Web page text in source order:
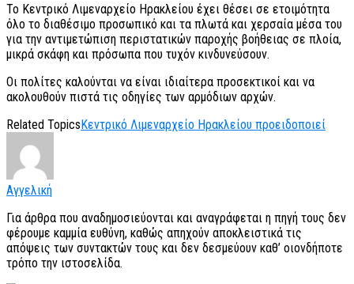
Το Κεντρικό Λιμεναρχείο Ηρακλείου έχει θέσει σε ετοιμότητα
όλο το διαθέσιμο προσωπικό και τα πλωτά και χερσαία μέσα του
για την αντιμετώπιση περιστατικών παροχής βοήθειας σε πλοία,
μικρά σκάφη και πρόσωπα που τυχόν κινδυνεύσουν.
Οι πολίτες καλούνται να είναι ιδιαίτερα προσεκτικοί και να
ακολουθούν πιστά τις οδηγίες των αρμόδιων αρχών.
Related TopicsΚεντρικό Λιμεναρχείο Ηρακλείου προειδοποιεί
Αγγελική
Για άρθρα που αναδημοσιεύονται και αναγράφεται η πηγή τους δεν
φέρουμε καμμία ευθύνη, καθώς απηχούν αποκλειστικά τις
απόψεις των συντακτών τους και δεν δεσμεύουν καθ’ οιονδήποτε
τρόπο την ιστοσελίδα.